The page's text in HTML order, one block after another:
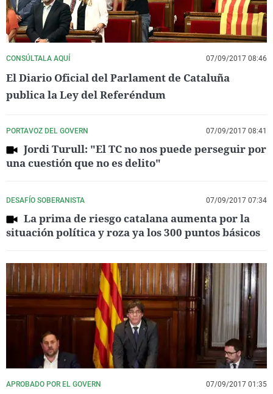
CONSÚLTALA AQUÍ 07/09/2017 08:46
El Diario Oficial del Parlament de Cataluña
publica la Ley del Referéndum
PORTAVOZ DEL GOVERN 07/09/2017 08:41
Jordi Turull: "El TC no nos puede perseguir por
una cuestión que no es delito"
DESAFÍO SOBERANISTA 07/09/2017 07:34
La prima de riesgo catalana aumenta por la
situación política y roza ya los 300 puntos básicos
APROBADO POR EL GOVERN 07/09/2017 01:35